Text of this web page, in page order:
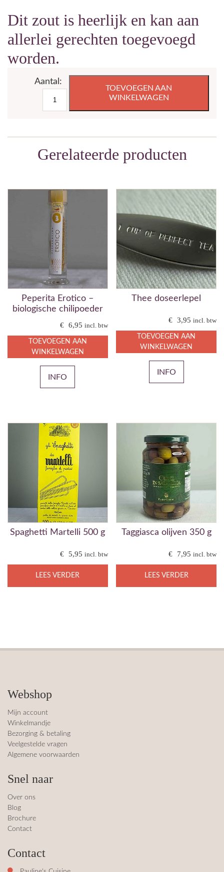
Dit zout is heerlijk en kan aan
allerlei gerechten toegevoegd
worden.
kruidenzout
180
aantal
TOEVOEGEN AAN
WINKELWAGEN
Gerelateerde producten
Peperita Erotico –
biologische chilipoeder
€ 6,95 incl. btw
TOEVOEGEN AAN
WINKELWAGEN
INFO
Thee doseerlepel
€ 3,95 incl. btw
TOEVOEGEN AAN
WINKELWAGEN
INFO
Spaghetti Martelli 500 g
€ 5,95 incl. btw
LEES VERDER
Taggiasca olijven 350 g
€ 7,95 incl. btw
LEES VERDER
Webshop
Mijn account
Winkelmandje
Bezorging & betaling
Veelgestelde vragen
Algemene voorwaarden
Snel naar
Over ons
Blog
Brochure
Contact
Contact